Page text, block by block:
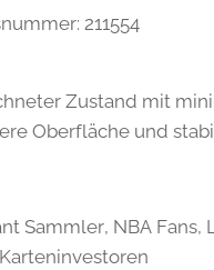
211554
Zustand mit
Oberfläche und
Sammler, NBA Fans,